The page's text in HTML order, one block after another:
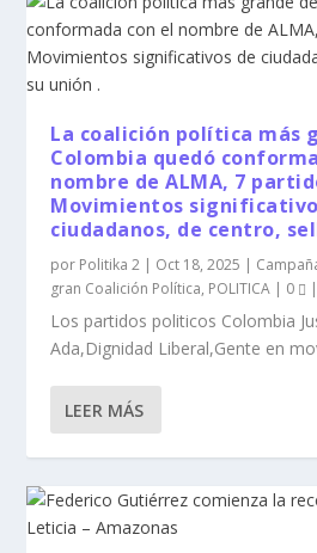
La coalición política más
Colombia quedó
nombre de ALMA, 7
Movimientos
ciudadanos, de centro,
por Politika 2 | Oct 18, 2025 |
gran Coalición Política, POLITICA | 0 |
Los partidos politicos Colombia
Ada,Dignidad Liberal,Gente en
LEER MÁS